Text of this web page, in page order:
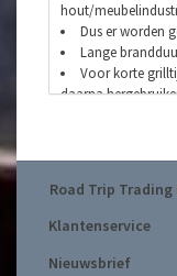
hout/
Dus er worden
Lange
Voor korte
daarna
Road Trip Trading
Klantenservice
Nieuwsbrief